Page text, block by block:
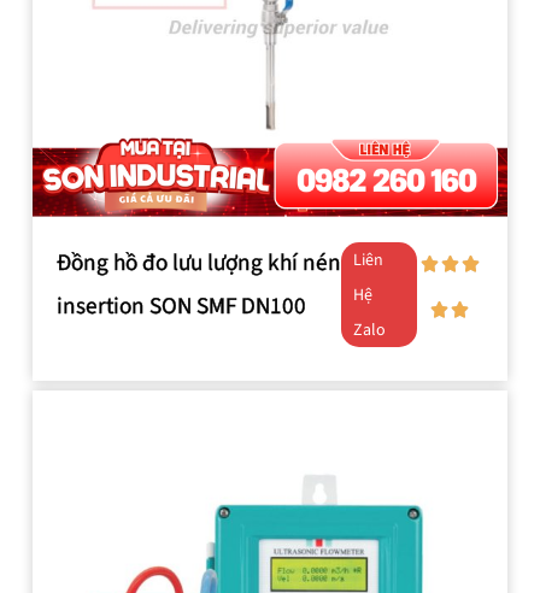
Đồng hồ đo lưu lượng khí nén
insertion SON SMF DN100
Liên
Hệ
Zalo